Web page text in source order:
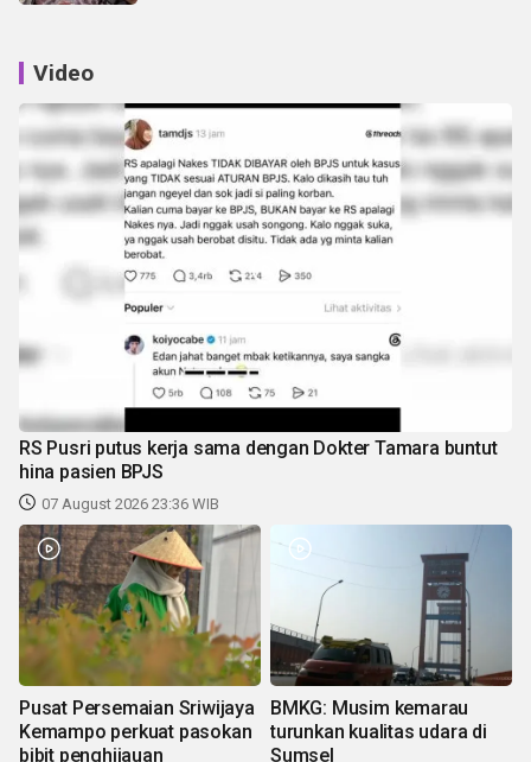
Video
RS Pusri putus kerja sama dengan Dokter Tamara buntut
hina pasien BPJS
07 August 2026 23:36 WIB
Pusat Persemaian Sriwijaya
Kemampo perkuat pasokan
bibit penghijauan
BMKG: Musim kemarau
turunkan kualitas udara di
Sumsel